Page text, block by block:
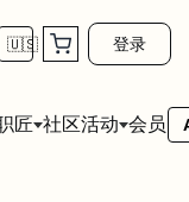
🇺🇸 登录
匠 社区活动 会员